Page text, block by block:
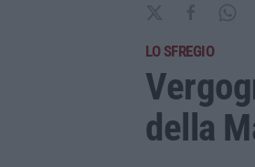
LO SFREGIO
della